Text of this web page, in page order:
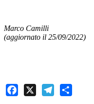
Marco Camilli
(aggiornato il 25/09/2022)